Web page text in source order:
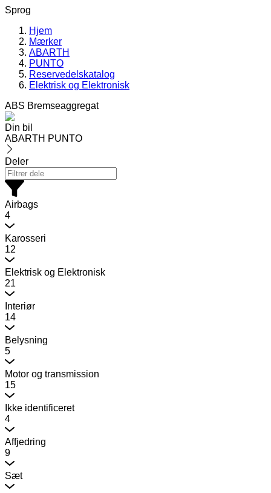
Sprog
Hjem
Mærker
ABARTH
PUNTO
Reservedelskatalog
Elektrisk og Elektronisk
ABS Bremseaggregat
Din bil
ABARTH PUNTO
Deler
Airbags
4
Karosseri
12
Elektrisk og Elektronisk
21
Interiør
14
Belysning
5
Motor og transmission
15
Ikke identificeret
4
Affjedring
9
Sæt